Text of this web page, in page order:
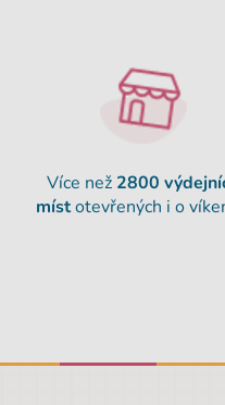
Více než 2800
místotevřených i o